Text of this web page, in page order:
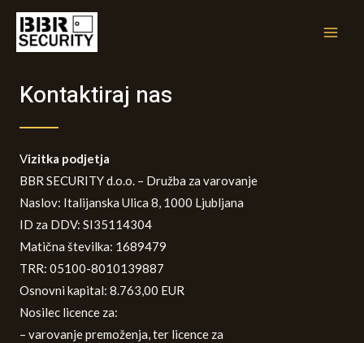
Kontaktiraj nas
Vizitka podjetja
BBR SECURITY d.o.o. – Družba za varovanje
Naslov: Italijanska Ulica 8, 1000 Ljubljana
ID za DDV: SI35114304
Matična številka: 1689479
TRR: 05100-8010139887
Osnovni kapital: 8.763,00 EUR
Nosilec licence za:
– varovanje premoženja, ter licence za